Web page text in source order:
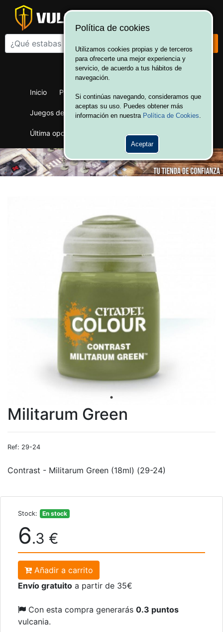
¡Bienvenido a Vulcania!
Inicio Productos Juegos de mesa
Juegos de cartas Merchandising Ofertas
Última oportunidad Wargames
Militarum Green
Ref: 29-24
Contrast - Militarum Green (18ml) (29-24)
Stock: En stock
6.3 €
Añadir a carrito
Envío gratuito a partir de 35€
Con esta compra generarás 0.3 puntos
vulcania.
Política de cookies
Utilizamos cookies propias y de terceros
para ofrecerte una mejor experiencia y
servicio, de acuerdo a tus hábitos de
navegación.
Si continúas navegando, consideramos que
aceptas su uso. Puedes obtener más
información en nuestra Política de Cookies.
Aceptar